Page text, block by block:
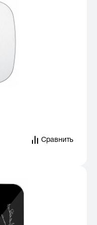
Сравнить